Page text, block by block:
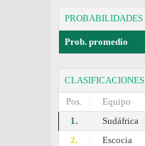
PROBABILIDADES
Prob. promedio
CLASIFICACIONES
Pos.
Equipo
1.
Sudáfrica
2.
Escocia